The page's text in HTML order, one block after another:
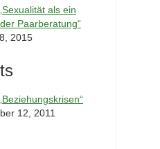
als ein
Paarberatung“
2015
12, 2011